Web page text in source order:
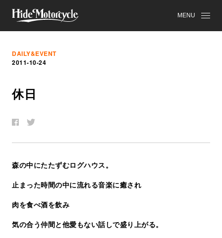
MENU
DAILY&EVENT
2011-10-24
休日
森の中にたたずむログハウス。
止まった時間の中に流れる音楽に癒され
肉を食べ酒を飲み
気の合う仲間と他愛もない話しで盛り上がる。